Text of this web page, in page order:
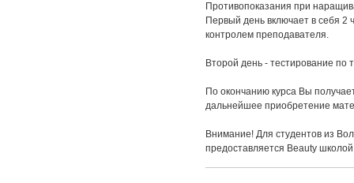
Противопоказания при
Первый день включает в себя 2
контролем преподавателя.
Второй день - тестирование
По окончанию курса Вы
дальнейшее приобретение
Внимание! Для студентов из
предоставляется Beauty